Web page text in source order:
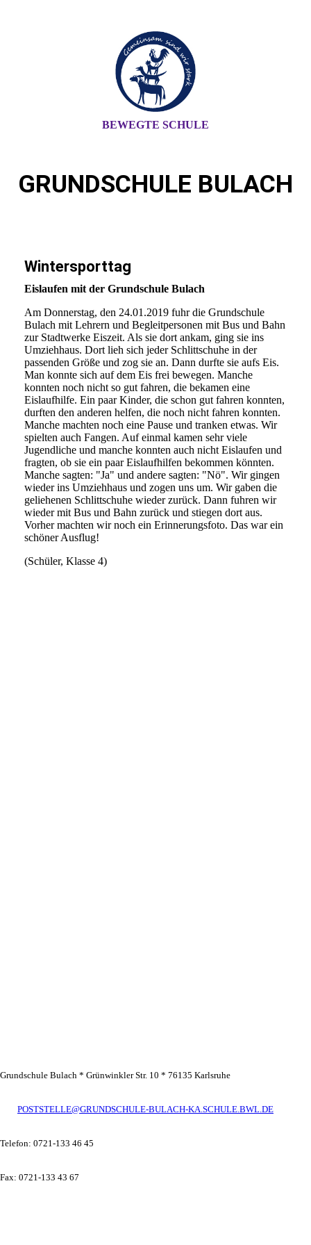
BEWEGTE SCHULE
GRUNDSCHULE BULACH
Wintersporttag
Eislaufen mit der Grundschule Bulach
Am Donnerstag, den 24.01.2019 fuhr die Grundschule
Bulach mit Lehrern und Begleitpersonen mit Bus und Bahn
zur Stadtwerke Eiszeit. Als sie dort ankam, ging sie ins
Umziehhaus. Dort lieh sich jeder Schlittschuhe in der
passenden Größe und zog sie an. Dann durfte sie aufs Eis.
Man konnte sich auf dem Eis frei bewegen. Manche
konnten noch nicht so gut fahren, die bekamen eine
Eislaufhilfe. Ein paar Kinder, die schon gut fahren konnten,
durften den anderen helfen, die noch nicht fahren konnten.
Manche machten noch eine Pause und tranken etwas. Wir
spielten auch Fangen. Auf einmal kamen sehr viele
Jugendliche und manche konnten auch nicht Eislaufen und
fragten, ob sie ein paar Eislaufhilfen bekommen könnten.
Manche sagten: "Ja" und andere sagten: "Nö". Wir gingen
wieder ins Umziehhaus und zogen uns um. Wir gaben die
geliehenen Schlittschuhe wieder zurück. Dann fuhren wir
wieder mit Bus und Bahn zurück und stiegen dort aus.
Vorher machten wir noch ein Erinnerungsfoto. Das war ein
schöner Ausflug!
(Schüler, Klasse 4)
Grundschule Bulach * Grünwinkler Str. 10 * 76135 Karlsruhe
POSTSTELLE@GRUNDSCHULE-BULACH-KA.SCHULE.BWL.DE
Telefon: 0721-133 46 45
Fax: 0721-133 43 67